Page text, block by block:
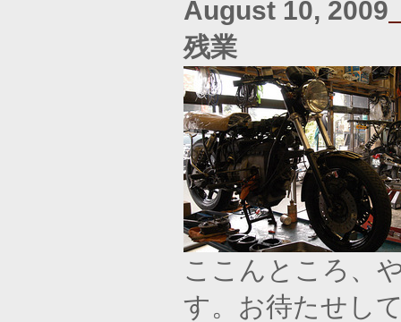
August 10, 2009
残業
ここんところ、
す。お待たせし